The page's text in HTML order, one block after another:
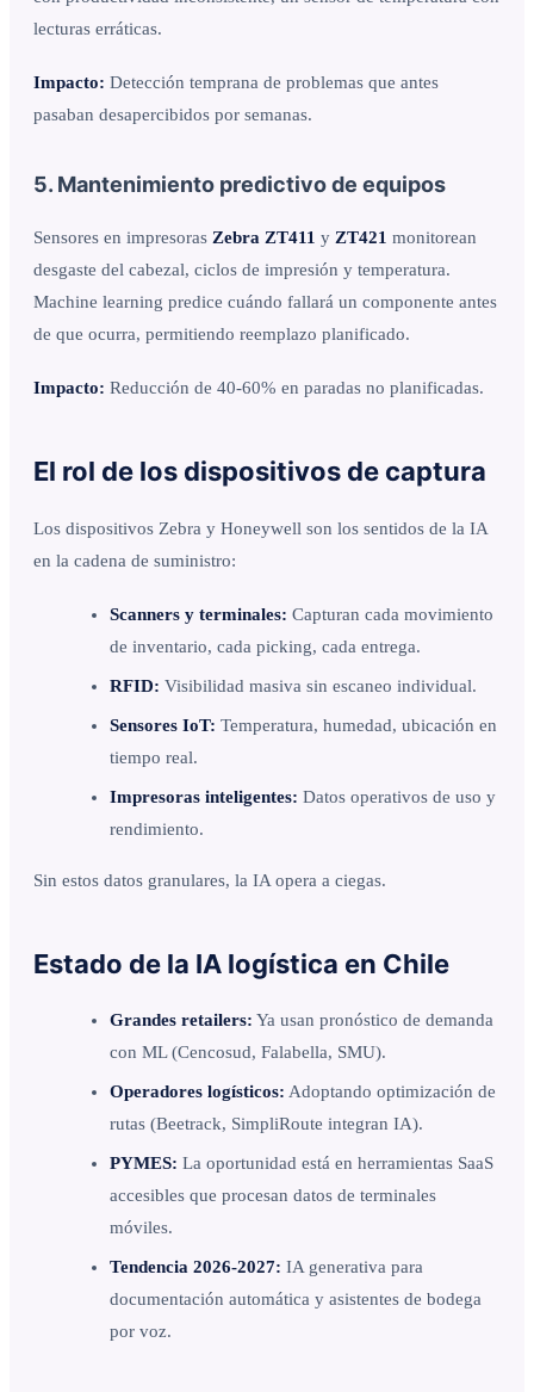
lecturas erráticas.
Impacto: Detección temprana de problemas que antes
pasaban desapercibidos por semanas.
5. Mantenimiento predictivo de equipos
Sensores en impresoras Zebra ZT411 y ZT421 monitorean
desgaste del cabezal, ciclos de impresión y temperatura.
Machine learning predice cuándo fallará un componente antes
de que ocurra, permitiendo reemplazo planificado.
Impacto: Reducción de 40-60% en paradas no planificadas.
El rol de los dispositivos de captura
Los dispositivos Zebra y Honeywell son los sentidos de la IA
en la cadena de suministro:
Scanners y terminales: Capturan cada movimiento
de inventario, cada picking, cada entrega.
RFID: Visibilidad masiva sin escaneo individual.
Sensores IoT: Temperatura, humedad, ubicación en
tiempo real.
Impresoras inteligentes: Datos operativos de uso y
rendimiento.
Sin estos datos granulares, la IA opera a ciegas.
Estado de la IA logística en Chile
Grandes retailers: Ya usan pronóstico de demanda
con ML (Cencosud, Falabella, SMU).
Operadores logísticos: Adoptando optimización de
rutas (Beetrack, SimpliRoute integran IA).
PYMES: La oportunidad está en herramientas SaaS
accesibles que procesan datos de terminales
móviles.
Tendencia 2026-2027: IA generativa para
documentación automática y asistentes de bodega
por voz.